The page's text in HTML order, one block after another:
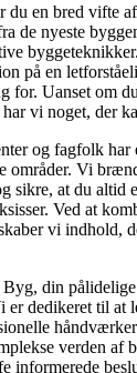
du en bred vifte
de nyeste
på en
for. Uanset om
vi noget, der
og fagfolk
områder. Vi
sikre, at du altid
Ved at
vi indhold,
din
dedikeret til at
verden af
informerede